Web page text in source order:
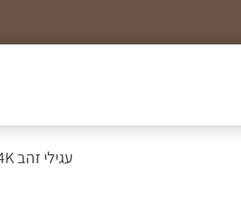
עגילי זהב 14K